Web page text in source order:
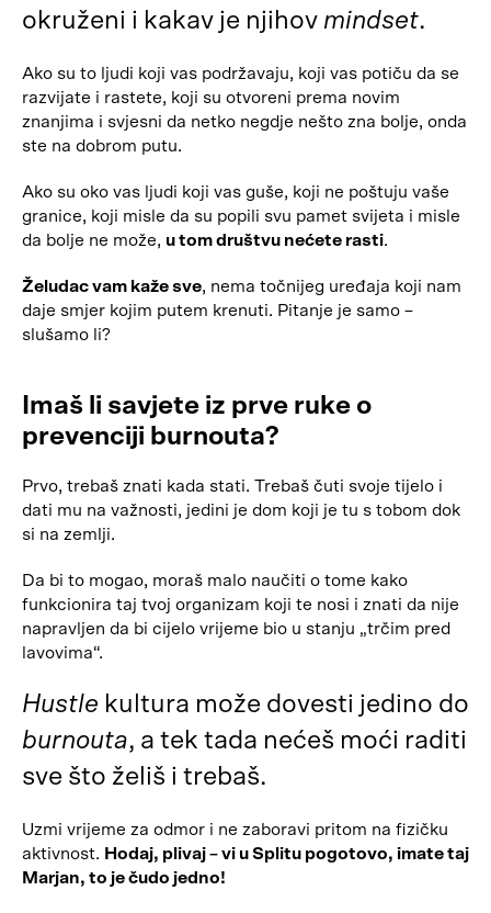
okruženi i kakav je njihov mindset.
Ako su to ljudi koji vas podržavaju, koji vas potiču da se
razvijate i rastete, koji su otvoreni prema novim
znanjima i svjesni da netko negdje nešto zna bolje, onda
ste na dobrom putu.
Ako su oko vas ljudi koji vas guše, koji ne poštuju vaše
granice, koji misle da su popili svu pamet svijeta i misle
da bolje ne može, u tom društvu nećete rasti.
Želudac vam kaže sve, nema točnijeg uređaja koji nam
daje smjer kojim putem krenuti. Pitanje je samo –
slušamo li?
Imaš li savjete iz prve ruke o
prevenciji burnouta?
Prvo, trebaš znati kada stati. Trebaš čuti svoje tijelo i
dati mu na važnosti, jedini je dom koji je tu s tobom dok
si na zemlji.
Da bi to mogao, moraš malo naučiti o tome kako
funkcionira taj tvoj organizam koji te nosi i znati da nije
napravljen da bi cijelo vrijeme bio u stanju „trčim pred
lavovima“.
Hustle kultura može dovesti jedino do
burnouta, a tek tada nećeš moći raditi
sve što želiš i trebaš.
Uzmi vrijeme za odmor i ne zaboravi pritom na fizičku
aktivnost. Hodaj, plivaj – vi u Splitu pogotovo, imate taj
Marjan, to je čudo jedno!